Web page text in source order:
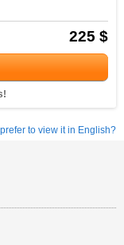
225 $
to view it in English?